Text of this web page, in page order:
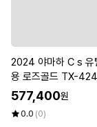
2024 야마하 C s 유
용 로즈골드
577,400원
0.0 (0)